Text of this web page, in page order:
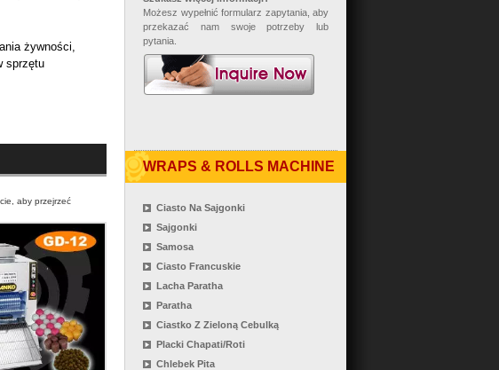
żywności,
sprzętu
aby przejrzeć
Możesz wypełnić formularz zapytania, aby
przekazać nam swoje potrzeby lub
pytania.
WRAPS & ROLLS MACHINE
Ciasto Na Sajgonki
Sajgonki
Samosa
Ciasto Francuskie
Lacha Paratha
Paratha
Ciastko Z Zieloną Cebulką
Placki Chapati/roti
Chlebek Pita